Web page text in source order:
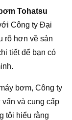
Tohatsu
Công ty Đại
rõ hơn về sản
tiết để bạn có
bơm, Công ty
và cung cấp
tôi hiểu rằng